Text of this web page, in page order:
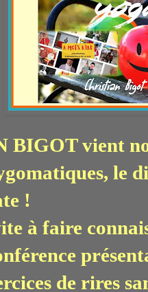
BIGOT vient
le
!
à faire
de rires